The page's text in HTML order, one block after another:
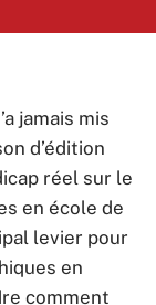
jamais mis
d’édition
réel sur le
en école de
levier pour
en
comment